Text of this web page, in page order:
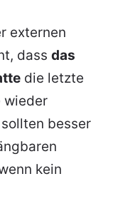
externen
dass das
die letzte
wieder
besser
kein